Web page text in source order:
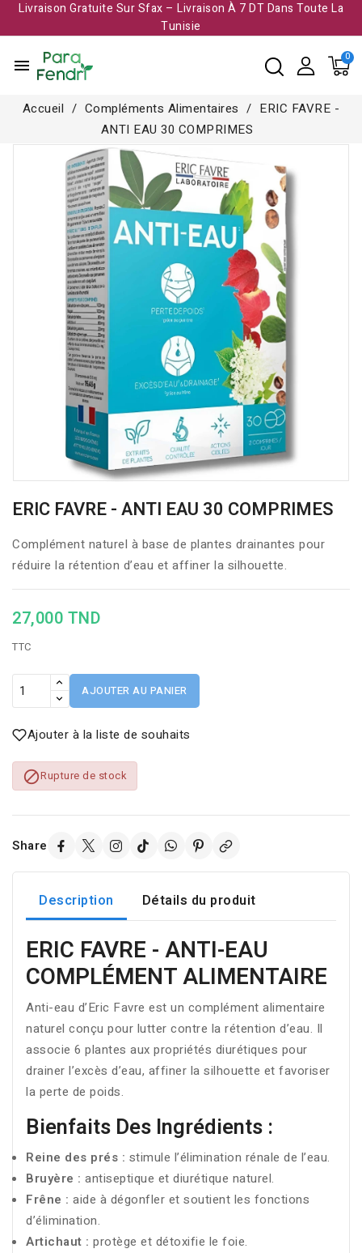
Livraison Gratuite Sur Sfax – Livraison À 7 DT Dans Toute La
Tunisie​
menu
Accueil Compléments Alimentaires
ERIC FAVRE -
ANTI EAU 30 COMPRIMES
Rupture de stock
ERIC FAVRE - ANTI EAU 30 COMPRIMES
Complément naturel à base de plantes drainantes pour
réduire la rétention d’eau et affiner la silhouette.
27,000 TND
TTC
AJOUTER AU PANIER
Ajouter à la liste de souhaits
Rupture de stock
Share
Description Détails du produit
ERIC FAVRE - ANTI-EAU
COMPLÉMENT ALIMENTAIRE
Anti-eau d’Eric Favre est un complément alimentaire
naturel conçu pour lutter contre la rétention d’eau. Il
associe 6 plantes aux propriétés diurétiques pour
drainer l’excès d’eau, affiner la silhouette et favoriser
la perte de poids.
Bienfaits Des Ingrédients :
Reine des prés : stimule l’élimination rénale de l’eau.
Bruyère : antiseptique et diurétique naturel.
Frêne : aide à dégonfler et soutient les fonctions
d’élimination.
Artichaut : protège et détoxifie le foie.